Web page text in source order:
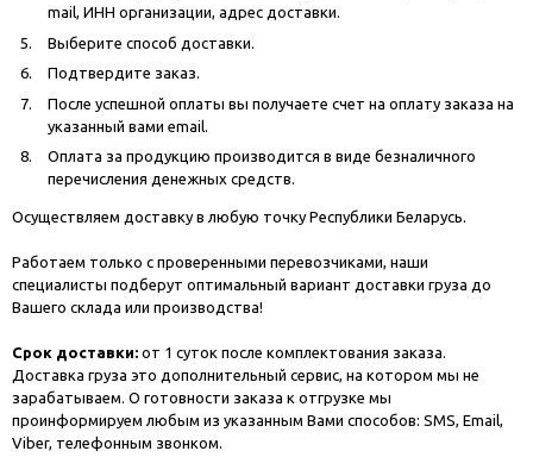
mail, ИНН организации, адрес доставки.
Выберите способ доставки.
Подтвердите заказ.
После успешной оплаты вы получаете счет на оплату заказа на
указанный вами email.
Оплата за продукцию производится в виде безналичного
перечисления денежных средств.
Осуществляем доставку в любую точку Республики Беларусь.
Работаем только с проверенными перевозчиками, наши
специалисты подберут оптимальный вариант доставки груза до
Вашего склада или производства!
Срок доставки: от 1 суток после комплектования заказа.
Доставка груза это дополнительный сервис, на котором мы не
зарабатываем. О готовности заказа к отгрузке мы
проинформируем любым из указанным Вами способов: SMS, Email,
Viber, телефонным звонком.